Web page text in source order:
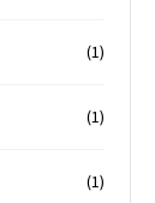
(1)
(1)
(1)